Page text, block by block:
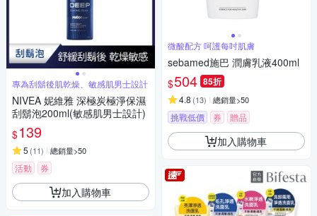
專為刮鬍後肌乾燥、敏感肌男士設計
NIVEA 妮維雅 深極炭極淨保濕
刮鬍泡200ml(敏感肌男士設計)
$139
5 (11) 總銷量>50
活動 券
加入購物車
微酸配方 呵護每吋肌膚
sebamed施巴 潤膚乳液400ml
$504 85折
4.8 (13) 總銷量>50
挑戰低價 券
贈品
滿額贈
加入購物車